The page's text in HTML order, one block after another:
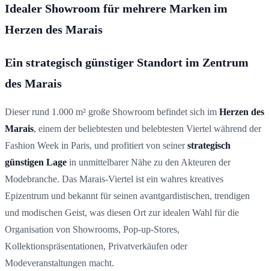
Idealer Showroom für mehrere Marken im
Herzen des Marais
Ein strategisch günstiger Standort im Zentrum
des Marais
Dieser rund 1.000 m² große Showroom befindet sich im Herzen des
Marais, einem der beliebtesten und belebtesten Viertel während der
Fashion Week in Paris, und profitiert von seinerstrategisch
günstigen Lage in unmittelbarer Nähe zu den Akteuren der
Modebranche. Das Marais-Viertel ist ein wahres kreatives
Epizentrum und bekannt für seinen avantgardistischen, trendigen
und modischen Geist, was diesen Ort zur idealen Wahl für die
Organisation von Showrooms, Pop-up-Stores,
Kollektionspräsentationen, Privatverkäufen oder
Modeveranstaltungen macht.